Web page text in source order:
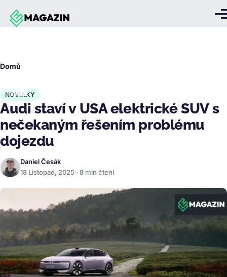
Přejít k hlavnímu obsahu
Domů
NOVINKY
Audi staví v USA elektrické SUV s
nečekaným řešením problému
dojezdu
Daniel Česák
18 Listopad, 2025 · 8 min čtení